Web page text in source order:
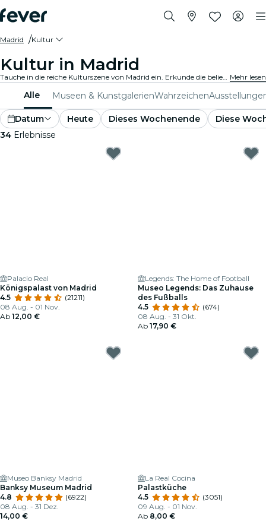
Madrid Kultur
Kultur in Madrid
Tauche in die reiche Kulturszene von Madrid ein. Erkunde die beliebtesten Museen und Ausstellungen. Nimm an kulturellen Veranstaltungen teil und erweitere deinen Horizont. Mehr lesen
Alle Museen & KunstgalerienWahrzeichen
Datum Heute Dieses Wochenende
Diese
34 Erlebnisse
Palacio Real
Königspalast von Madrid
4.5
(21211)
08 Aug. - 01 Nov.
Ab 12,00 €
Legends: The Home of Football
Museo Legends: Das Zuhause
des Fußballs
4.5
(674)
08 Aug. - 31 Okt.
Ab 17,90 €
Museo Banksy Madrid
Banksy Museum Madrid
4.8
(6922)
08 Aug. - 31 Dez.
14,00 €
La Real Cocina
Palastküche
4.5
(3051)
09 Aug. - 01 Nov.
Ab 8,00 €